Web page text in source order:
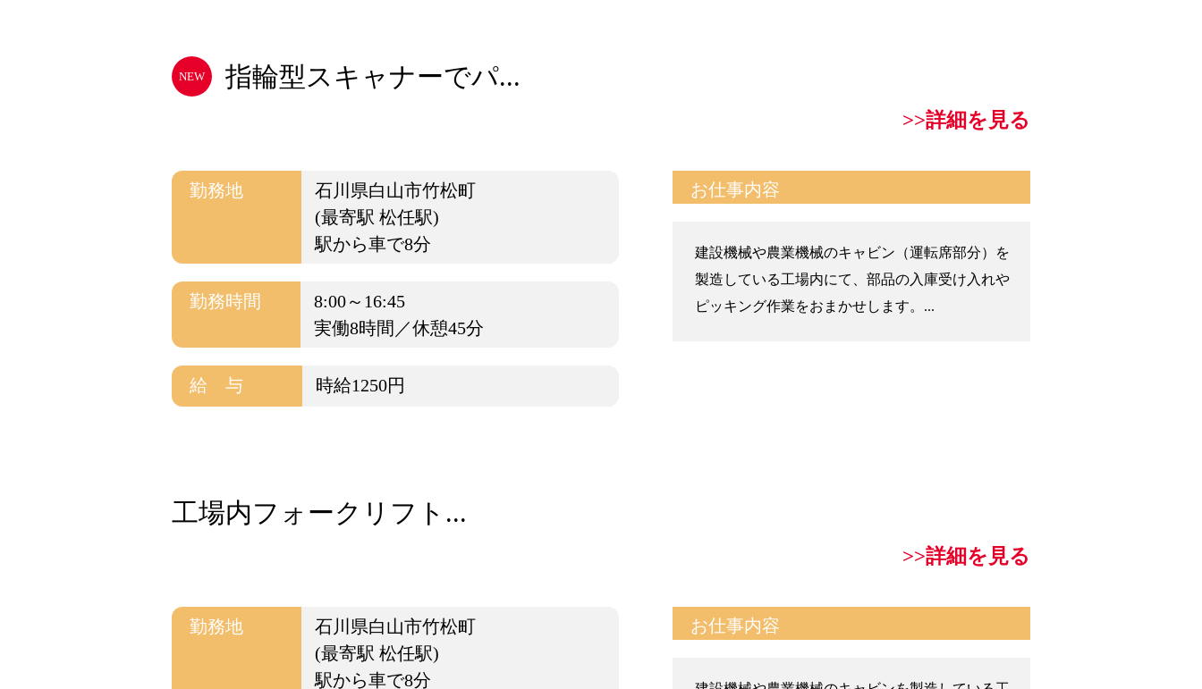
NEW 指輪型スキャナーでパ...
>>詳細を見る
勤務地
石川県白山市竹松町
(最寄駅 松任駅)
駅から車で8分
勤務時間
8:00～16:45
実働8時間／休憩45分
給 与 時給1250円
お仕事内容
建設機械や農業機械のキャビン（運転席部分）を
製造している工場内にて、部品の入庫受け入れや
ピッキング作業をおまかせします。...
工場内フォークリフト...
>>詳細を見る
勤務地
石川県白山市竹松町
(最寄駅 松任駅)
駅から車で8分
お仕事内容